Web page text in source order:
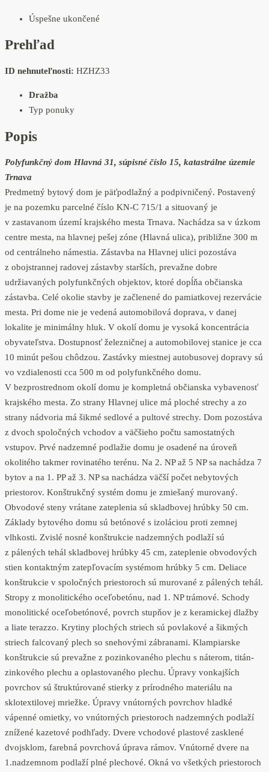
Úspešne ukončené
Prehľad
ID nehnuteľnosti: HZHZ33
Dražba
Typ ponuky
Popis
Polyfunkčný dom Hlavná 31, súpisné číslo 15, katastrálne územie
Trnava
Predmetný bytový dom je päťpodlažný a podpivničený. Postavený
je na pozemku parcelné číslo KN-C 715/1 a situovaný je
v zastavanom území krajského mesta Trnava. Nachádza sa v úzkom
centre mesta, na hlavnej pešej zóne (Hlavná ulica), približne 300 m
od centrálneho námestia. Zástavba na Hlavnej ulici pozostáva
z obojstrannej radovej zástavby starších, prevažne dobre
udržiavaných polyfunkčných objektov, ktoré dopĺňa občianska
zástavba. Celé okolie stavby je začlenené do pamiatkovej rezervácie
mesta. Pri dome nie je vedená automobilová doprava, v danej
lokalite je minimálny hluk. V okolí domu je vysoká koncentrácia
obyvateľstva. Dostupnosť železničnej a automobilovej stanice je cca
10 minút pešou chôdzou. Zastávky miestnej autobusovej dopravy sú
vo vzdialenosti cca 500 m od polyfunkčného domu.
V bezprostrednom okolí domu je kompletná občianska vybavenosť
krajského mesta. Zo strany Hlavnej ulice má ploché strechy a zo
strany nádvoria má šikmé sedlové a pultové strechy. Dom pozostáva
z dvoch spoločných vchodov a väčšieho počtu samostatných
vstupov. Prvé nadzemné podlažie domu je osadené na úroveň
okolitého takmer rovinatého terénu. Na 2. NP až 5 NP sa nachádza 7
bytov a na 1. PP až 3. NP sa nachádza väčší počet nebytových
priestorov. Konštrukčný systém domu je zmiešaný murovaný.
Obvodové steny vrátane zateplenia sú skladbovej hrúbky 50 cm.
Základy bytového domu sú betónové s izoláciou proti zemnej
vlhkosti. Zvislé nosné konštrukcie nadzemných podlaží sú
z pálených tehál skladbovej hrúbky 45 cm, zateplenie obvodových
stien kontaktným zatepľovacím systémom hrúbky 5 cm. Deliace
konštrukcie v spoločných priestoroch sú murované z pálených tehál.
Stropy z monolitického oceľobetónu, nad 1. NP trámové. Schody
monolitické oceľobetónové, povrch stupňov je z keramickej dlažby
a liate terazzo. Krytiny plochých striech sú povlakové a šikmých
striech falcovaný plech so snehovými zábranami. Klampiarske
konštrukcie sú prevažne z pozinkovaného plechu s náterom, titán-
zinkového plechu a oplastovaného plechu. Úpravy vonkajších
povrchov sú štruktúrované stierky z prírodného materiálu na
sklotextilovej mriežke. Úpravy vnútorných povrchov hladké
vápenné omietky, vo vnútorných priestoroch nadzemných podlaží
znížené kazetové podhľady. Dvere vchodové plastové zasklené
dvojsklom, farebná povrchová úprava rámov. Vnútorné dvere na
1.nadzemnom podlaží plné plechové. Okná vo všetkých priestoroch